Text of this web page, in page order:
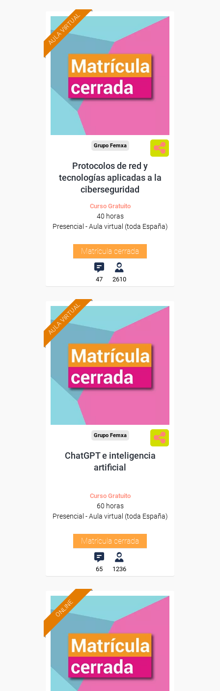
AULA VIRTUAL
Grupo Femxa
Protocolos de red y
tecnologías aplicadas a la
ciberseguridad
Curso Gratuito
40 horas
Presencial - Aula virtual (toda España)
Matrícula cerrada
47 2610
AULA VIRTUAL
Grupo Femxa
ChatGPT e inteligencia
artificial
Curso Gratuito
60 horas
Presencial - Aula virtual (toda España)
Matrícula cerrada
65 1236
ONLINE